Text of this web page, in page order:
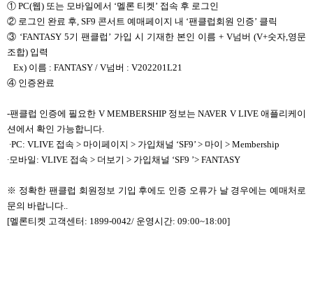
① PC(웹) 또는 모바일에서 ‘멜론 티켓’ 접속 후 로그인
② 로그인 완료 후, SF9 콘서트 예매페이지 내 ‘팬클럽회원 인증’ 클릭
③ ‘FANTASY 5기 팬클럽’ 가입 시 기재한 본인 이름 + V넘버 (V+숫자,영문
조합) 입력
Ex) 이름 : FANTASY / V넘버 : V202201L21
④ 인증완료
-팬클럽 인증에 필요한 V MEMBERSHIP 정보는 NAVER V LIVE 애플리케이
션에서 확인 가능합니다.
∙PC: VLIVE 접속 > 마이페이지 > 가입채널 ‘SF9’ > 마이 > Membership
∙모바일: VLIVE 접속 > 더보기 > 가입채널 ‘SF9 ’> FANTASY
※ 정확한 팬클럽 회원정보 기입 후에도 인증 오류가 날 경우에는 예매처로
문의 바랍니다..
[멜론티켓 고객센터: 1899-0042/ 운영시간: 09:00~18:00]